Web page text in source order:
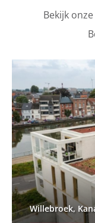
Bekijk
Willebroek,